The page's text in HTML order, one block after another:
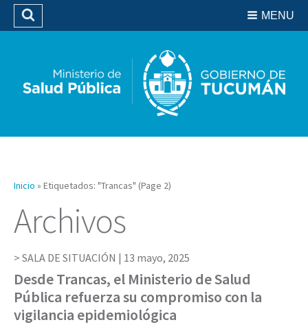
Biblioteca
MENU
Buscar
Inicio » Etiquetados: "Trancas" (Page 2)
Archivos
SALA DE SITUACIÓN | 13 mayo, 2025
Desde Trancas, el Ministerio de Salud
Pública refuerza su compromiso con la
vigilancia epidemiológica